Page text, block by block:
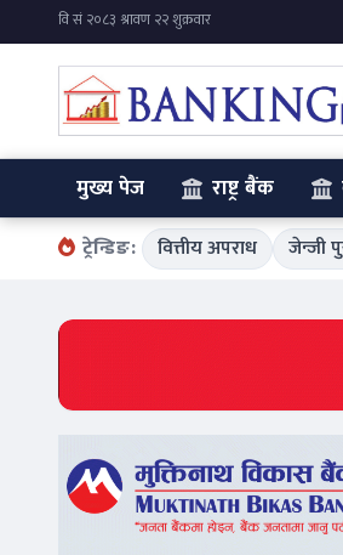
मुख्य पेज राष्ट्र बैंक
ट्रेन्डिङ: वित्तीय अपराध जेन्जी